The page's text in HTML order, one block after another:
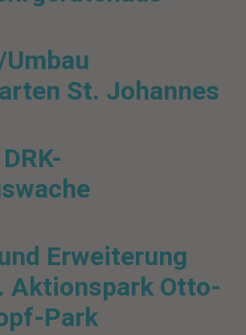
St. Johannes
Erweiterung
Aktionspark Otto-
Park